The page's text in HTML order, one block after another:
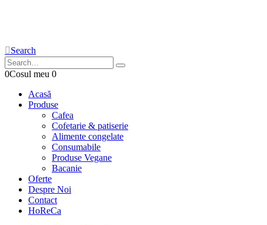
Search
0Cosul meu 0
Acasă
Produse
Cafea
Cofetarie & patiserie
Alimente congelate
Consumabile
Produse Vegane
Bacanie
Oferte
Despre Noi
Contact
HoReCa